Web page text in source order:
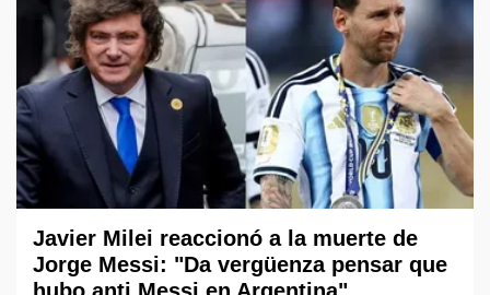
Javier Milei reaccionó a la muerte de
Jorge Messi: "Da vergüenza pensar que